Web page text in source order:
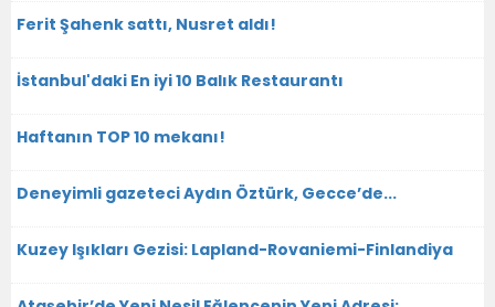
Ferit Şahenk sattı, Nusret aldı!
İstanbul'daki En iyi 10 Balık Restaurantı
Haftanın TOP 10 mekanı!
Deneyimli gazeteci Aydın Öztürk, Gecce’de...
Kuzey Işıkları Gezisi: Lapland-Rovaniemi-Finlandiya